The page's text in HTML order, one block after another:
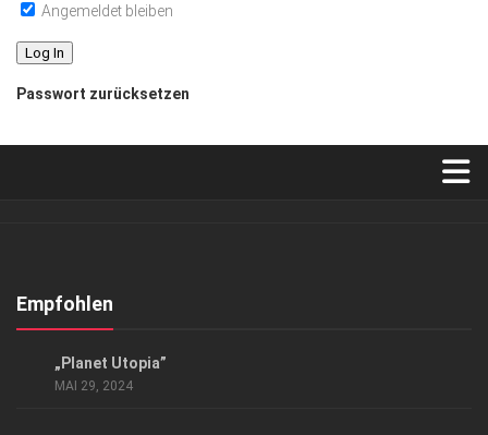
Angemeldet bleiben
Passwort zurücksetzen
Kontakt, Impressum
Empfohlen
„Planet Utopia”
MAI 29, 2024